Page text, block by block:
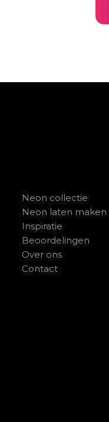
Neon collectie
Neon laten maken
Inspiratie
Beoordelingen
Over ons
Contact